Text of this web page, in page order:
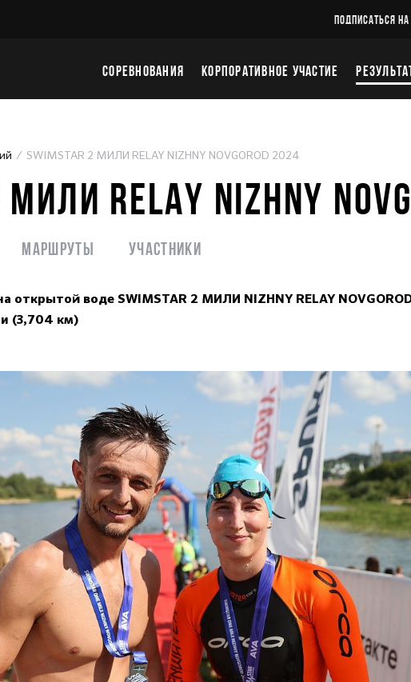
ПОДПИСАТЬСЯ
СОРЕВНОВАНИЯ КОРПОРАТИВНОЕ УЧАСТИЕ
SWIMSTAR 2 МИЛИ RELAY NIZHNY NOVGOROD 2024
МИЛИ RELAY NIZHNY
Маршруты Участники
открытой воде SWIMSTAR 2 МИЛИ NIZHNY RELAY
(3,704 км)